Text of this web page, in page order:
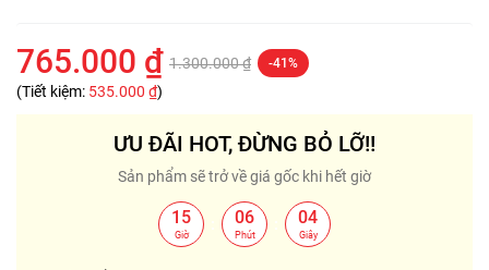
765.000 ₫ 1.300.000 ₫ -41%
(Tiết kiệm: 535.000 ₫)
ƯU ĐÃI HOT, ĐỪNG BỎ LỠ!!
Sản phẩm sẽ trở về giá gốc khi hết giờ
15
Giờ
06
Phút
04
Giây